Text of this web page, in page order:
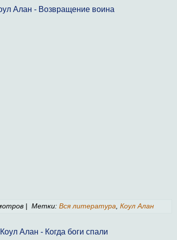
Алан - Возвращение воина
| Метки: Вся литература Коул Алан
Коул Алан - Когда боги спали